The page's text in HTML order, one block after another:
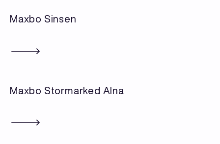
Maxbo Sinsen
Maxbo Stormarked Alna